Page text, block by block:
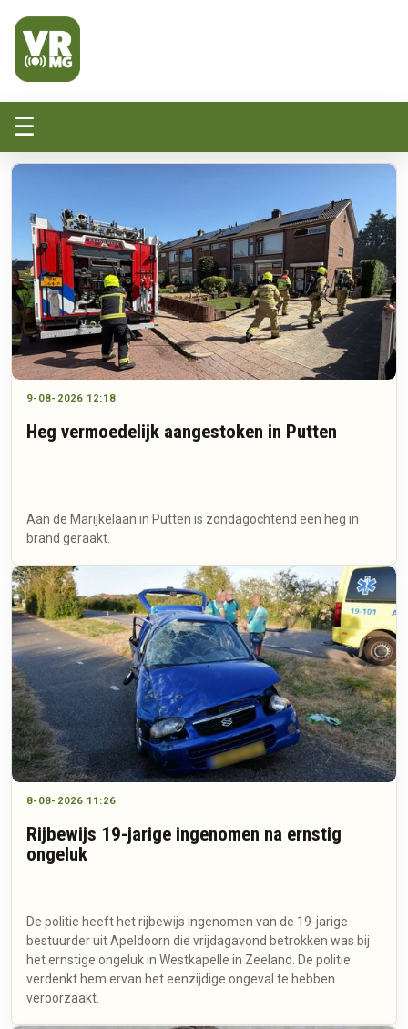
☰
9-08-2026 12:18
Heg vermoedelijk aangestoken in Putten
Aan de Marijkelaan in Putten is zondagochtend een heg in
brand geraakt.
8-08-2026 11:26
Rijbewijs 19-jarige ingenomen na ernstig
ongeluk
De politie heeft het rijbewijs ingenomen van de 19-jarige
bestuurder uit Apeldoorn die vrijdagavond betrokken was bij
het ernstige ongeluk in Westkapelle in Zeeland. De politie
verdenkt hem ervan het eenzijdige ongeval te hebben
veroorzaakt.